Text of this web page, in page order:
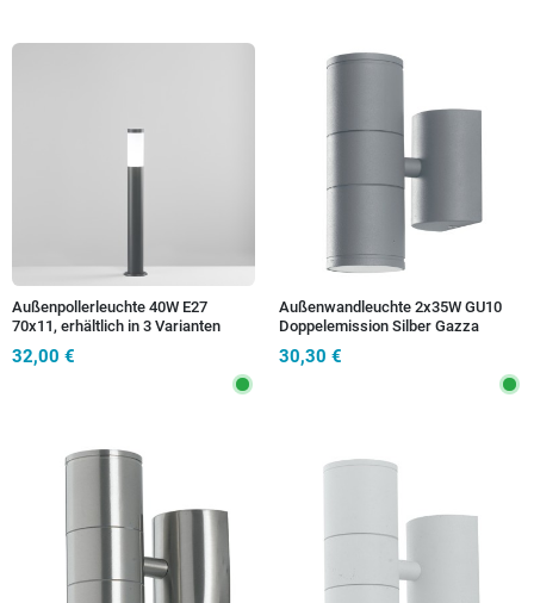
Außenpollerleuchte 40W E27
70x11, erhältlich in 3 Varianten
32,00 €
Außenwandleuchte 2x35W GU10
Doppelemission Silber Gazza
30,30 €